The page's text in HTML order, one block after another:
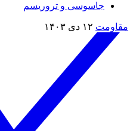
جاسوسی و تروریسم
مقاومت ۱۲ دی ۱۴۰۳